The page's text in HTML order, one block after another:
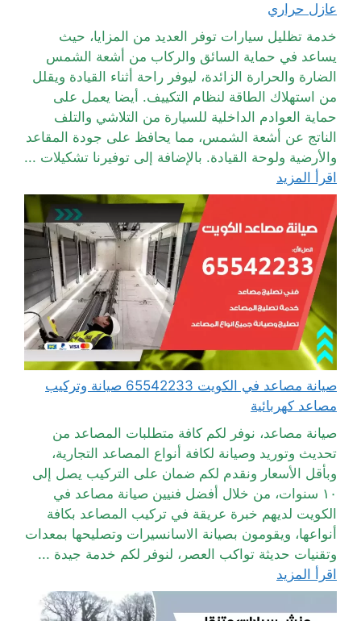
عازل حراري
خدمة تظليل سيارات توفر العديد من المزايا، حيث
يساعد في حماية السائق والركاب من أشعة الشمس
الضارة والحرارة الزائدة، ليوفر راحة أثناء القيادة ويقلل
من استهلاك الطاقة لنظام التكييف. أيضا يعمل على
حماية العوادم الداخلية للسيارة من التلاشي والتلف
الناتج عن أشعة الشمس، مما يحافظ على جودة المقاعد
والأرضية ولوحة القيادة. بالإضافة إلى توفيرنا تشكيلات ...
اقرأ المزيد
صيانة مصاعد في الكويت 65542233 صيانة وتركيب
مصاعد كهربائية
صيانة مصاعد، نوفر لكم كافة متطلبات المصاعد من
تحديث وتوريد وصيانة لكافة أنواع المصاعد التجارية،
وبأقل الأسعار ونقدم لكم ضمان على التركيب يصل إلى
١٠ سنوات، من خلال أفضل فنيين صيانة مصاعد في
الكويت لديهم خبرة عريقة في تركيب المصاعد بكافة
أنواعها، ويقومون بصيانة الاسانسيرات وتصليحها بمعدات
وتقنيات حديثة تواكب العصر، لنوفر لكم خدمة جيدة ...
اقرأ المزيد